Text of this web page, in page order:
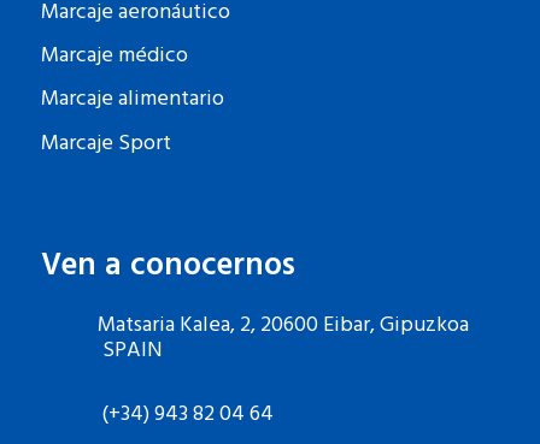
Marcaje aeronáutico
Marcaje médico
Marcaje alimentario
Marcaje Sport
Ven a conocernos
Matsaria Kalea, 2, 20600 Eibar, Gipuzkoa
SPAIN
(+34) 943 82 04 64